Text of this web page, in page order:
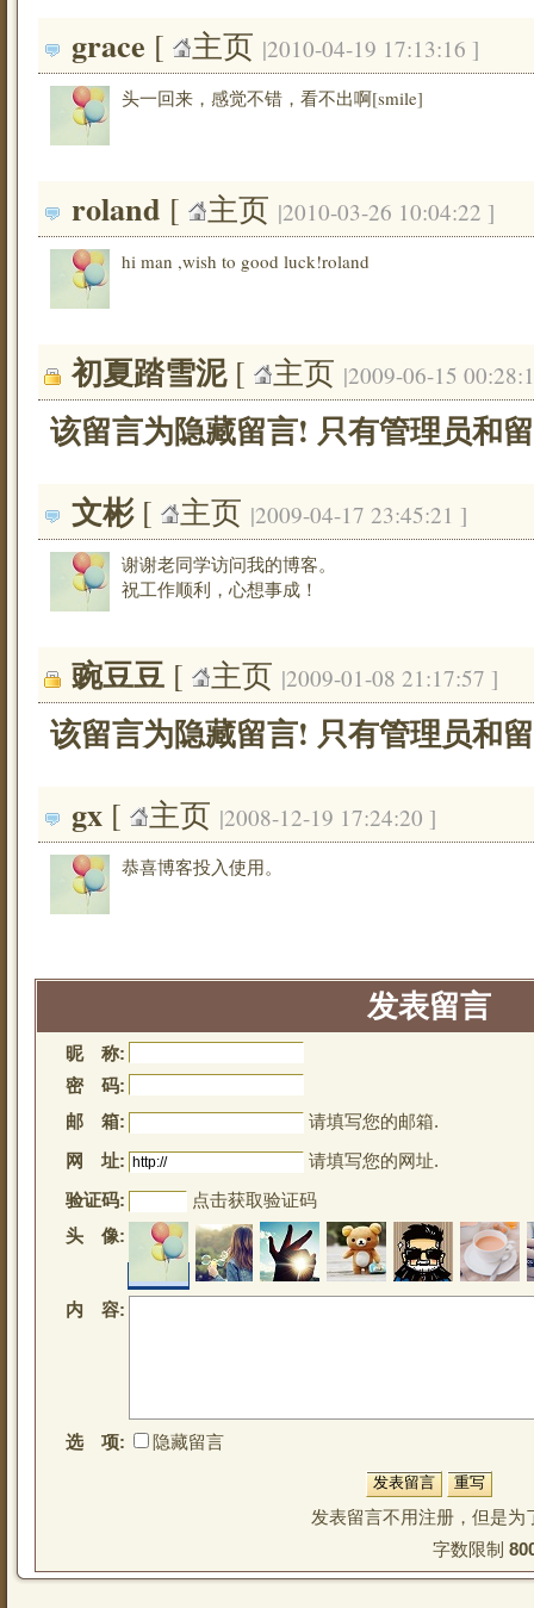
grace [ 主页 |2010-04-19 17:13:16 ]
头一回来，感觉不错，看不出啊[smile]
roland [ 主页 |2010-03-26 10:04:22 ]
hi man ,wish to good luck!roland
初夏踏雪泥[ 主页 |2009-06-15
该留言为隐藏留言! 只有管理员和
文彬[ 主页 |2009-04-17 23:45:21 ]
谢谢老同学访问我的博客。
祝工作顺利，心想事成！
豌豆豆 [ 主页 |2009-01-08 21:17:57 ]
该留言为隐藏留言! 只有管理员和
gx [ 主页 |2008-12-19 17:24:20 ]
恭喜博客投入使用。
发表留言
昵 称:
密 码:
邮 箱:
请填写您的邮箱.
网 址:
请填写您的网址.
验证码:
点击获取验证码
头 像:
内 容:
选 项: 隐藏留言
发表留言不用注册，但是
字数限制